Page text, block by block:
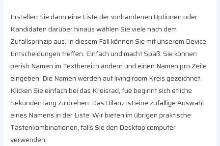
Erstellen Sie dann eine Liste der vorhandenen Optionen oder
Kandidaten darüber hinaus wählen Sie viele nach dem
Zufallsprinzip aus. In diesem Fall können Sie mit unserem Device
Entscheidungen treffen. Einfach und macht Spaß. Sie können
perish Namen im Textbereich ändern und einen Namen pro Zeile
eingeben. Die Namen werden auf living room Kreis gezeichnet.
Klicken Sie einfach bei das Kreisrad, fue beginnt sich etliche
Sekunden lang zu drehen. Das Bilanz ist eine zufällige Auswahl
eines Namens in der Liste. Wir bieten im übrigen praktische
Tastenkombinationen, falls Sie den Desktop computer
verwenden.